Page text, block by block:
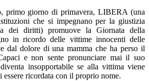
primo giorno di primavera, LIBERA (una
che si impegnano per la giustizia
dei diritti) promuove la Giornata della
in ricordo delle vittime innocenti delle
dal dolore di una mamma che ha perso il
e non sente pronunciare mai il suo
insopportabile se alla vittima viene
ricordata con il proprio nome.